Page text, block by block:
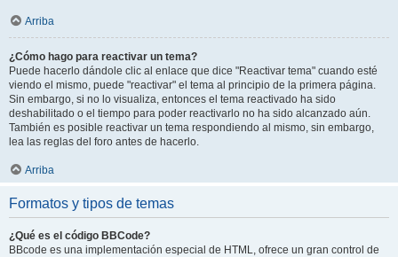
Arriba
¿Cómo hago para reactivar un tema?
Puede hacerlo dándole clic al enlace que dice "Reactivar tema" cuando esté
viendo el mismo, puede "reactivar" el tema al principio de la primera página.
Sin embargo, si no lo visualiza, entonces el tema reactivado ha sido
deshabilitado o el tiempo para poder reactivarlo no ha sido alcanzado aún.
También es posible reactivar un tema respondiendo al mismo, sin embargo,
lea las reglas del foro antes de hacerlo.
Arriba
Formatos y tipos de temas
¿Qué es el código BBCode?
BBcode es una implementación especial de HTML, ofrece un gran control de